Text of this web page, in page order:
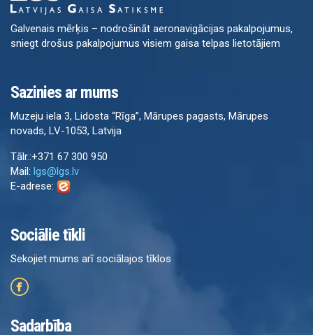
Galvenais mērķis – nodrošināt aeronavigācijas pakalpojumus,
sniegt drošus pakalpojumus visiem gaisa telpas lietotājiem
Sazinies ar mums
Muzeju iela 3, Lidosta “Rīga”, Mārupes pagasts, Mārupes
novads, LV-1053, Latvija
Tālr.:+371 67 300 950
Mail: lgs@lgs.lv
E-adrese:
Sociālie tīkli
Sekojiet mums arī sociālajos tīklos
Sadarbība